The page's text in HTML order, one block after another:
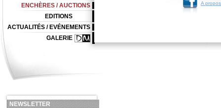
A
ENCHÈRES / AUCTIONS
EDITIONS
ACTUALITÉS / EVÉNEMENTS
GALERIE
NEWSLETTER